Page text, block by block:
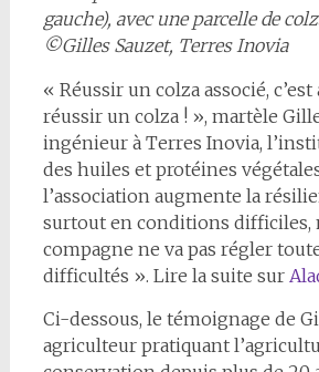
gauche), avec une parcelle de
©Gilles Sauzet, Terres Inovia
« Réussir un colza associé,
réussir un colza ! », martèle
ingénieur à Terres Inovia,
des huiles et protéines
l’association augmente la
surtout en conditions difficiles,
compagne ne va pas régler
difficultés ». Lire la suite sur
Ci-dessous, le témoignage de
agriculteur pratiquant